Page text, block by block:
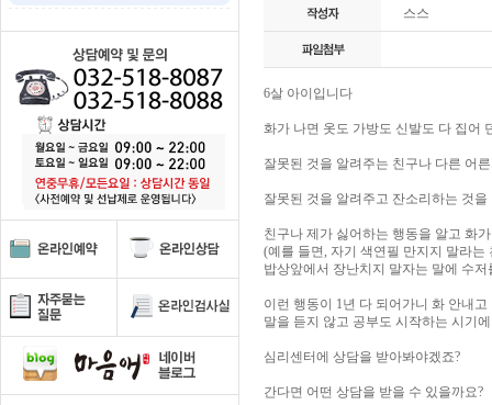
스스
6살 아이입니다
화가 나면 옷도 가방도 신발도 다 집어
잘못된 것을 알려주는 친구나 다른 어
잘못된 것을 알려주고 잔소리하는 것
친구나 제가 싫어하는 행동을 알고 화
(예를 들면, 자기 색연필 만지지 말라
밥상앞에서 장난치지 말자는 말에 수
이런 행동이 1년 다 되어가니 화 안내
말을 듣지 않고 공부도 시작하는 시기
심리센터에 상담을 받아봐야겠죠?
간다면 어떤 상담을 받을 수 있을까요?